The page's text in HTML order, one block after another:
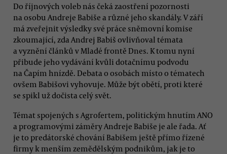
Do říjnových voleb nás čeká zaostření pozornosti
na osobu Andreje Babiše a různé jeho skandály. V září
má zveřejnit výsledky své práce sněmovní komise
zkoumající, zda Andrej Babiš ovlivňoval témata
a vyznění článků v Mladé frontě Dnes. K tomu nyní
přibude jeho vydávání kvůli dotačnímu podvodu
na Čapím hnízdě. Debata o osobách místo o tématech
ovšem Babišovi vyhovuje. Může být obětí, proti které
se spikl už dočista celý svět.
Témat spojených s Agrofertem, politickým hnutím ANO
a programovými záměry Andreje Babiše je ale řada. Ať
je to predátorské chování Babišem ještě přímo řízené
firmy k menším zemědělským podnikům, jak je to